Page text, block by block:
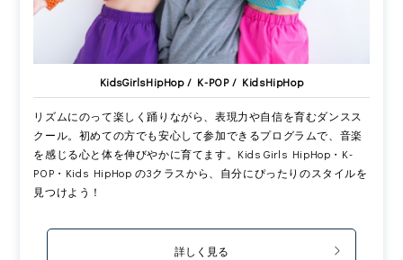
KidsGirlsHipHop / K-POP / KidsHipHop
リズムにのって楽しく踊りながら、表現力や自信を育むダンスス
クール。初めての方でも安心して参加できるプログラムで、音楽
を感じる心と体を伸びやかに育てます。Kids Girls HipHop・K-
POP・Kids HipHop の3クラスから、自分にぴったりのスタイルを
見つけよう！
詳しく見る